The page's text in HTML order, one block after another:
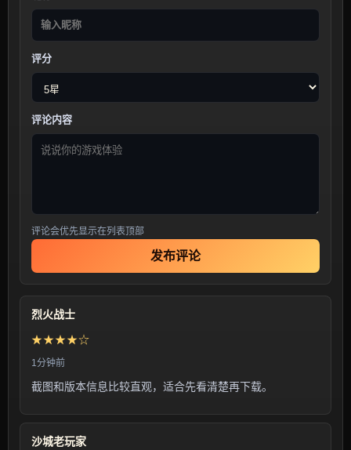
评分
评论内容
评论会优先显示在列表顶部
发布评论
烈火战士
★★★★☆
1分钟前
截图和版本信息比较直观，适合先看清楚再下载。
沙城老玩家